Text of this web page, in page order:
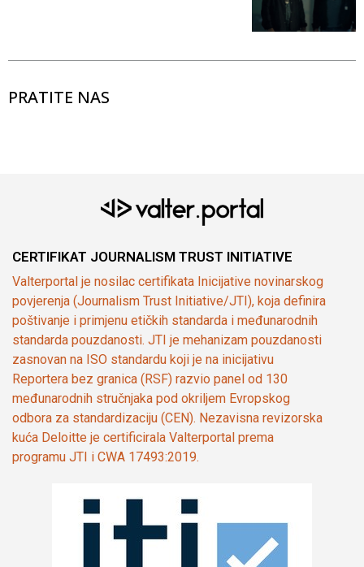
PRATITE NAS
CERTIFIKAT JOURNALISM TRUST INITIATIVE
Valterportal je nosilac certifikata Inicijative novinarskog
povjerenja (Journalism Trust Initiative/JTI), koja definira
poštivanje i primjenu etičkih standarda i međunarodnih
standarda pouzdanosti. JTI je mehanizam pouzdanosti
zasnovan na ISO standardu koji je na inicijativu
Reportera bez granica (RSF) razvio panel od 130
međunarodnih stručnjaka pod okriljem Evropskog
odbora za standardizaciju (CEN). Nezavisna revizorska
kuća Deloitte je certificirala Valterportal prema
programu JTI i CWA 17493:2019.